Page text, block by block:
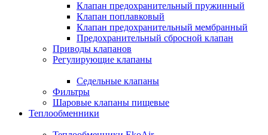
Клапан предохранительный пружинный
Клапан поплавковый
Клапан предохранительный мембранный
Предохранительный сбросной клапан
Приводы клапанов
Регулирующие клапаны
Седельные клапаны
Фильтры
Шаровые клапаны пищевые
Теплообменники